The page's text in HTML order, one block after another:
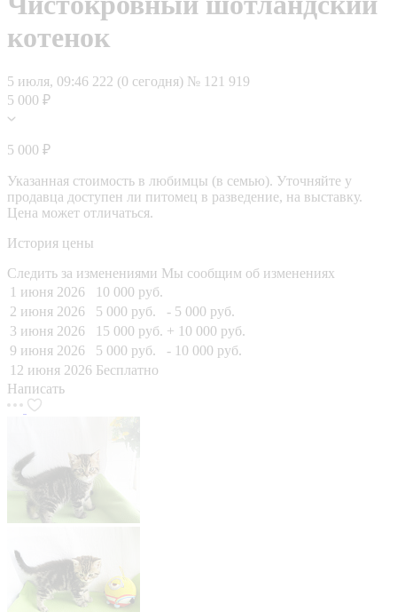
котенок
5 июля, 09:46 222 (0 сегодня) № 121 919
5 000 ₽
5 000 ₽
Указанная стоимость в любимцы (в семью). Уточняйте у
продавца доступен ли питомец в разведение, на выставку.
Цена может отличаться.
История цены
Следить за изменениями Мы сообщим об изменениях
1 июня 2026
10 000 руб.
2 июня 2026
5 000 руб.
- 5 000 руб.
3 июня 2026
15 000 руб. + 10 000 руб.
9 июня 2026
5 000 руб.
- 10 000 руб.
12 июня 2026 Бесплатно
Написать